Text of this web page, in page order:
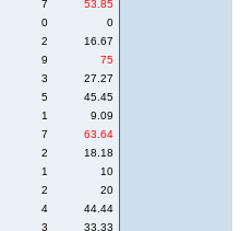
7
53.85
0
0
2
16.67
9
75
3
27.27
5
45.45
1
9.09
7
63.64
2
18.18
1
10
2
20
4
44.44
3
33.33